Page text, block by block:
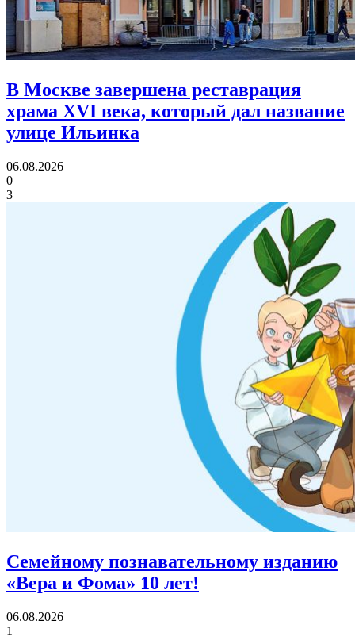
В Москве завершена реставрация
храма XVI века, который дал название
улице Ильинка
06.08.2026
0
3
Семейному познавательному изданию
«Вера и Фома» 10 лет!
06.08.2026
1